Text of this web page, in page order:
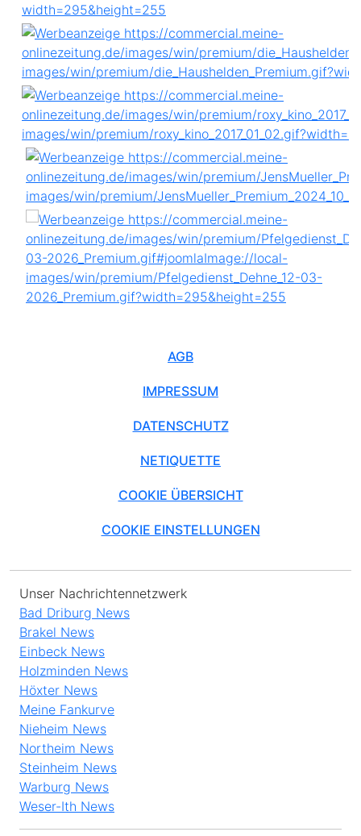
AGB
IMPRESSUM
DATENSCHUTZ
NETIQUETTE
COOKIE ÜBERSICHT
COOKIE EINSTELLUNGEN
Unser Nachrichtennetzwerk
Bad Driburg News
Brakel News
Einbeck News
Holzminden News
Höxter News
Meine Fankurve
Nieheim News
Northeim News
Steinheim News
Warburg News
Weser-Ith News